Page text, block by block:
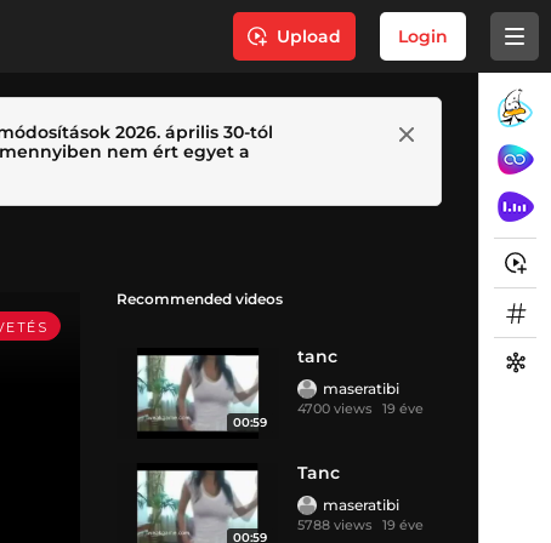
Upload Login
2026. április 30-tól
nem ért egyet a
Recommended videos
00:59
tanc
maseratibi
4700 views 19 éve
00:59
Tanc
maseratibi
5788 views 19 éve